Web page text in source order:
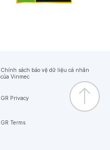
Chính sách bảo vệ dữ liệu cá nhân
của Vinmec
GR Privacy
GR Terms